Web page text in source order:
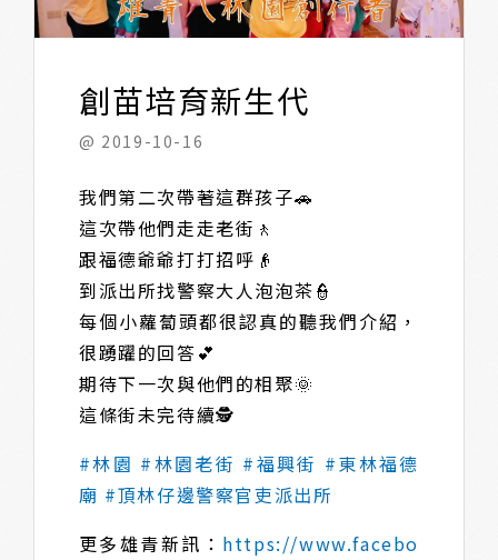
創苗培育新生代
@ 2019-10-16
我們第二次帶著這群孩子🚗
這次帶他們走走老街🚶
跟福德爺爺打打招呼👴
到派出所找警察大人泡泡茶👮
每個小蘿蔔頭都很認真的聽我們介紹，
很踴躍的回答💕
期待下一次與他們的相聚🌞
這條街未完待續🕵
#林園 #林園老街 #福興街 #東林福德
廟 #頂林仔邊警察官吏派出所
更多雄青新訊： https://www.facebo